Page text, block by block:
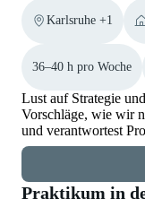
Karlsruhe +1
36–40 h pro Woche
Lust auf Strategie
Vorschläge, wie wir
und verantwortest
Praktikum in